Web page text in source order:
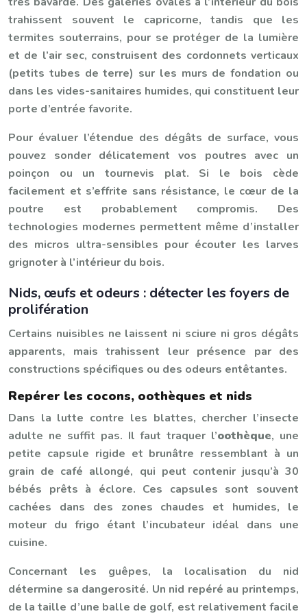
trahissent souvent le capricorne, tandis que les
termites souterrains, pour se protéger de la lumière
et de l’air sec, construisent des cordonnets verticaux
(petits tubes de terre) sur les murs de fondation ou
dans les vides-sanitaires humides, qui constituent leur
porte d’entrée favorite.
Pour évaluer l’étendue des dégâts de surface, vous
pouvez sonder délicatement vos poutres avec un
poinçon ou un tournevis plat. Si le bois cède
facilement et s’effrite sans résistance, le cœur de la
poutre est probablement compromis. Des
technologies modernes permettent même d’installer
des micros ultra-sensibles pour écouter les larves
grignoter à l’intérieur du bois.
Nids, œufs et odeurs : détecter les foyers de
prolifération
Certains nuisibles ne laissent ni sciure ni gros dégâts
apparents, mais trahissent leur présence par des
constructions spécifiques ou des odeurs entêtantes.
Repérer les cocons, oothèques et nids
Dans la lutte contre les blattes, chercher l’insecte
adulte ne suffit pas. Il faut traquer l’oothèque, une
petite capsule rigide et brunâtre ressemblant à un
grain de café allongé, qui peut contenir jusqu’à 30
bébés prêts à éclore. Ces capsules sont souvent
cachées dans des zones chaudes et humides, le
moteur du frigo étant l’incubateur idéal dans une
cuisine.
Concernant les guêpes, la localisation du nid
détermine sa dangerosité. Un nid repéré au printemps,
de la taille d’une balle de golf, est relativement facile